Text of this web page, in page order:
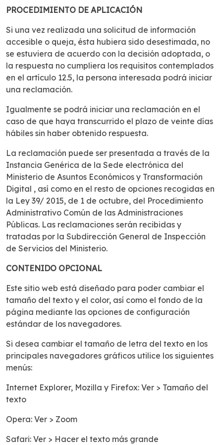
PROCEDIMIENTO DE APLICACIÓN
Si una vez realizada una solicitud de información
accesible o queja, ésta hubiera sido desestimada, no
se estuviera de acuerdo con la decisión adoptada, o
la respuesta no cumpliera los requisitos contemplados
en el artículo 12.5, la persona interesada podrá iniciar
una reclamación.
Igualmente se podrá iniciar una reclamación en el
caso de que haya transcurrido el plazo de veinte días
hábiles sin haber obtenido respuesta.
La reclamación puede ser presentada a través de la
Instancia Genérica de la Sede electrónica del
Ministerio de Asuntos Económicos y Transformación
Digital , así como en el resto de opciones recogidas en
la Ley 39/ 2015, de 1 de octubre, del Procedimiento
Administrativo Común de las Administraciones
Públicas. Las reclamaciones serán recibidas y
tratadas por la Subdirección General de Inspección
de Servicios del Ministerio.
CONTENIDO OPCIONAL
Este sitio web está diseñado para poder cambiar el
tamaño del texto y el color, así como el fondo de la
página mediante las opciones de configuración
estándar de los navegadores.
Si desea cambiar el tamaño de letra del texto en los
principales navegadores gráficos utilice los siguientes
menús:
Internet Explorer, Mozilla y Firefox: Ver > Tamaño del
texto
Opera: Ver > Zoom
Safari: Ver > Hacer el texto más grande